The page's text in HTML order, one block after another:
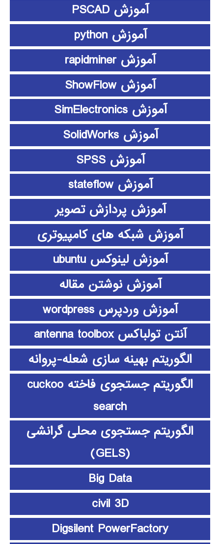
آموزش PSCAD
آموزش python
آموزش rapidminer
آموزش ShowFlow
آموزش SimElectronics
آموزش SolidWorks
آموزش SPSS
آموزش stateflow
آموزش پردازش تصویر
آموزش شبکه های کامپیوتری
آموزش لینوکس ubuntu
آموزش نوشتن مقاله
آموزش وردپرس wordpress
آنتن تولباکس antenna toolbox
الگوریتم بهینه سازی شعله-پروانه
الگوریتم جستجوی فاخته cuckoo
search
الگوریتم جستجوی محلی گرانشی
(GELS)
Big Data
civil 3D
Digsilent PowerFactory